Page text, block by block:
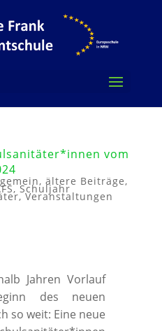
vom
, ältere Beiträge,
,Schuljahr
,Veranstaltungen
Jahren Vorlauf
des neuen
so weit: Eine neue